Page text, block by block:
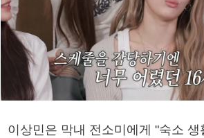
이상민은 막내 전소미에게 "숙소 생